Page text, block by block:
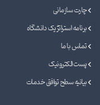
چارت سازمانی
برنامه استراتژیک دانشگاه
تماس با ما
پست الکترونیک
بیانیه سطح توافق خدمات